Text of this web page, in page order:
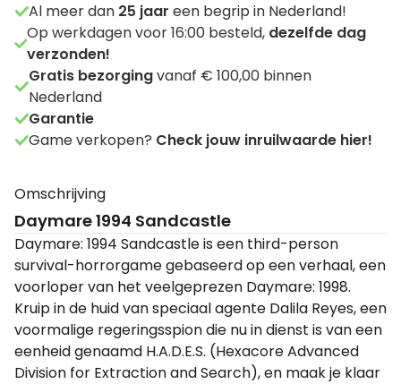
Al meer dan 25 jaar een begrip in Nederland!
Op werkdagen voor 16:00 besteld, dezelfde dag
verzonden!
Gratis bezorgingvanaf € 100,00 binnen
Nederland
Garantie
Game verkopen? Check jouw inruilwaarde hier!
Omschrijving
Daymare 1994 Sandcastle
Daymare: 1994 Sandcastle is een third-person
survival-horrorgame gebaseerd op een verhaal, een
voorloper van het veelgeprezen Daymare: 1998.
Kruip in de huid van speciaal agente Dalila Reyes, een
voormalige regeringsspion die nu in dienst is van een
eenheid genaamd H.A.D.E.S. (Hexacore Advanced
Division for Extraction and Search), en maak je klaar